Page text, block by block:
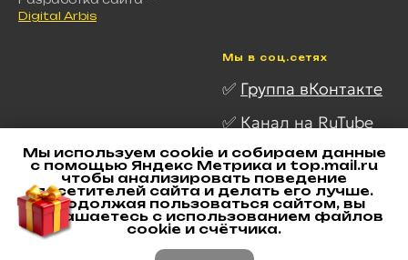
Мы используем cookie и собираем данные
с помощью Яндекс Метрика и top.mail.ru
чтобы анализировать поведение
посетителей сайта и делать его лучше.
Продолжая пользоваться сайтом, вы
соглашаетесь с использованием файлов
cookie и счётчика.
Digital Arbis
Мы в соц.сетях
✅ Группа вКонтакте
✅ Канал на RuTube
✅ Канал в Telegram
✅Канал в MAX
✅Наш Дзен